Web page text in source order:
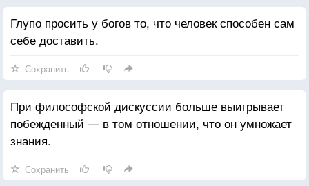
Глупо просить у богов то, что человек способен сам
себе доставить.
Сохранить
При философской дискуссии больше выигрывает
побежденный — в том отношении, что он умножает
знания.
Сохранить